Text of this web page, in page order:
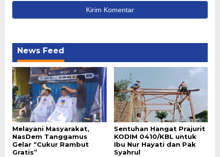
News Feed
Melayani Masyarakat,
NasDem Tanggamus
Gelar “Cukur Rambut
Gratis”
Sentuhan Hangat Prajurit
KODIM 0410/KBL untuk
Ibu Nur Hayati dan Pak
Syahrul